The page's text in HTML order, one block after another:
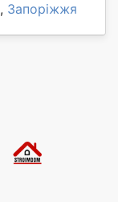
, Запоріжжя